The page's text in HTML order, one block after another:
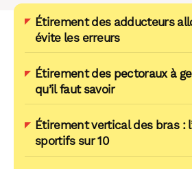
Étirement des adducteurs
évite les erreurs
Étirement des pectoraux à
qu’il faut savoir
Étirement vertical des bras :
sportifs sur 10